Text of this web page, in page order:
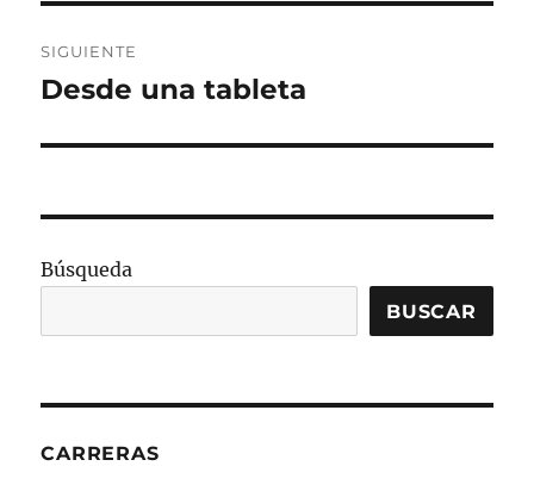
SIGUIENTE
Entrada
Desde una tableta
Búsqueda
BUSCAR
CARRERAS